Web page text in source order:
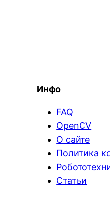
Инфо
FAQ
OpenCV
О сайте
Политика
Статьи